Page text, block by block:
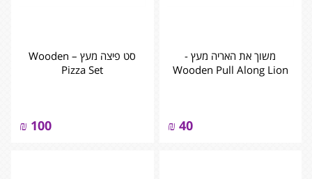
משוך את האריה מעץ -
40
₪
סט פיצה מעץ – ‏‏‏‏Wooden
Pizza Set
100
₪